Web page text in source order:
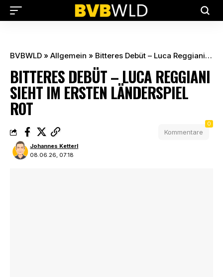
BVBWLD » Allgemein » Bitteres Debüt – Luca Reggiani sieht im ersten Länderspiel Rot
BITTERES DEBÜT – LUCA REGGIANI
SIEHT IM ERSTEN LÄNDERSPIEL
ROT
08.06.26, 07:18
Johannes Ketterl
Kommentare
0